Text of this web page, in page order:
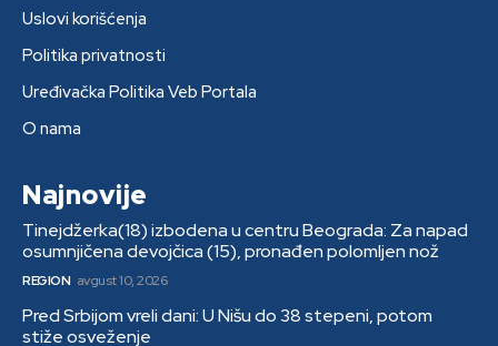
Uslovi korišćenja
Politika privatnosti
Uređivačka Politika Veb Portala
O nama
Najnovije
Tinejdžerka(18) izbodena u centru Beograda: Za napad
osumnjičena devojčica (15), pronađen polomljen nož
REGION avgust 10, 2026
Pred Srbijom vreli dani: U Nišu do 38 stepeni, potom
stiže osveženje